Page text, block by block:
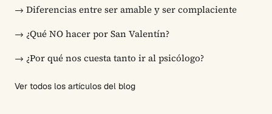
→ Diferencias entre ser amable y ser complaciente
→ ¿Qué NO hacer por San Valentín?
→ ¿Por qué nos cuesta tanto ir al psicólogo?
Ver todos los artículos del blog